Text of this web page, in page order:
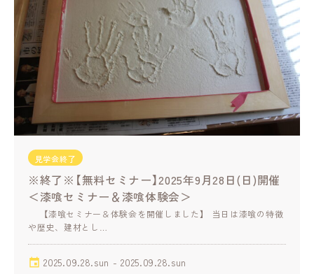
見学会終了
※終了※【無料セミナー】2025年9月28日(日)開催
＜漆喰セミナー＆漆喰体験会＞
【漆喰セミナー＆体験会を開催しました】 当日は漆喰の特徴
や歴史、建材とし…
2025.09.28.sun - 2025.09.28.sun